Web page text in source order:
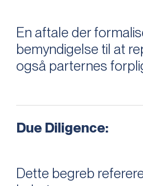
En aftale der
bemyndigelse til at
også parternes
Due Diligence:
Dette begreb